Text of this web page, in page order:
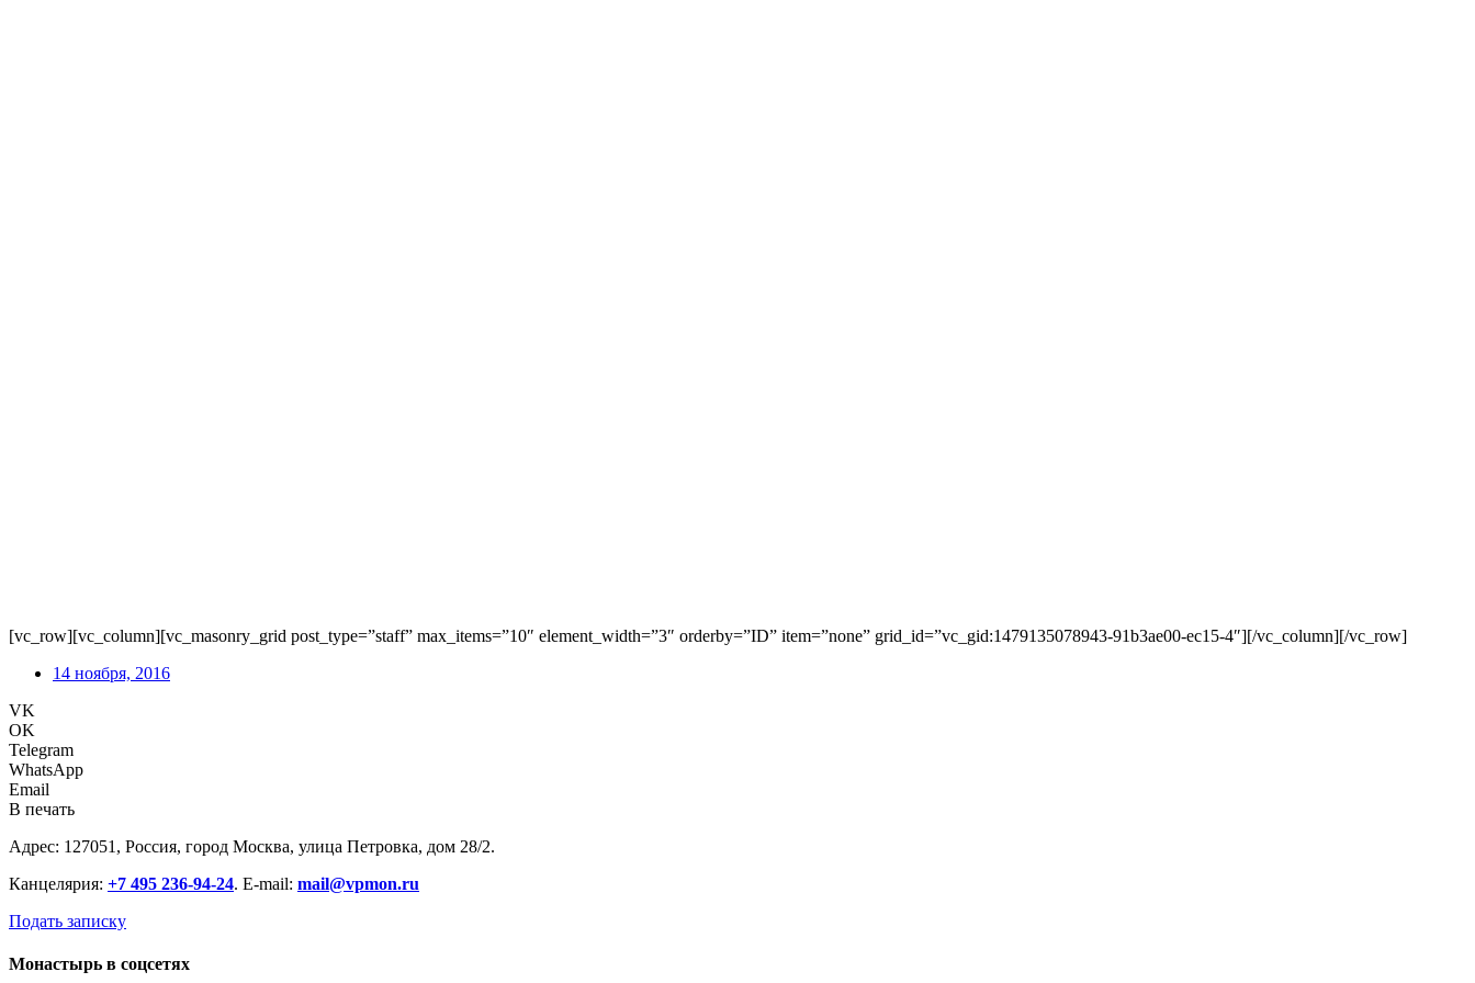
[vc_row][vc_column][vc_masonry_grid post_type=”staff” max_items=”10″ element_width=”3″ orderby=”ID” item=”none” grid_id=”vc_gid:1479135078943-91b3ae00-ec15-4″][/vc_column][/vc_row]
14 ноября, 2016
VK
OK
Telegram
WhatsApp
Email
В печать
Адрес: 127051, Россия, город Москва, улица Петровка, дом 28/2.
Канцелярия: +7 495 236-94-24. E-mail: mail@vpmon.ru
Подать записку
Монастырь в соцсетях